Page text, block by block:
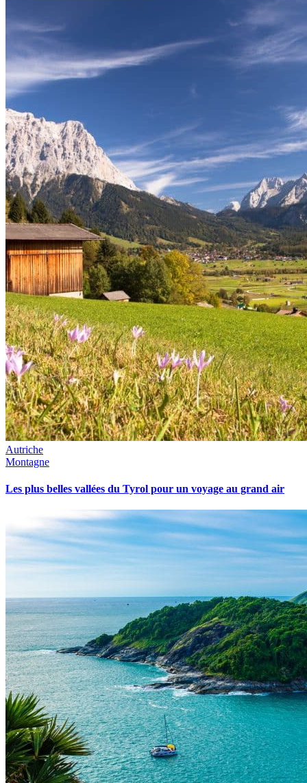
Autriche
Montagne
Les plus belles vallées du Tyrol pour un voyage au grand air